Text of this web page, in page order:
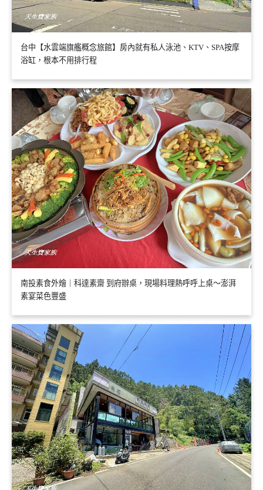
台中【水雲端旗艦概念旅館】房內就有私人泳池、KTV、SPA按摩
浴缸，根本不用排行程
南投素食外燴｜科達素齋 到府辦桌，現場料理熱呼呼上桌～澎湃
素宴菜色豐盛